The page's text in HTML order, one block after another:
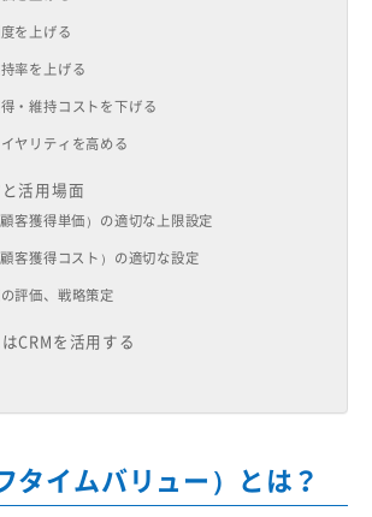
を上げる
率を上げる
・維持コストを下げる
ヤリティを高める
活用場面
客獲得単価）の適切な上限設定
客獲得コスト）の適切な設定
評価、戦略策定
CRMを活用する
タイムバリュー）とは？